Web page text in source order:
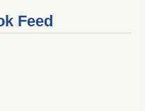
Feed